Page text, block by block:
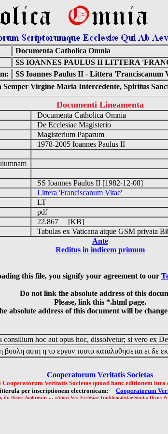
Documenta Catholica Omnia
SS IOANNES PAULUS II LITTERA
SS Ioannes Paulus II - Littera 'Franciscanum
Virgine Maria Intercedente, Spiritus
Documenti Lineamenta
Documenta Catholica Omnia
De Ecclesiae Magisterio
Magisterium Paparum
1978-2005 Ioannes Paulus II
SS Ioannes Paulus II [1982-12-08]
Littera 'Franciscanum Vitae'
LT
pdf
22.867 [KB]
Tabulas ex Vaticana atque GSM privata
Ante
Reditus in indicem primum
this file, you signify your agreement to our
Do not link the absolute address of this
Please, link this *.html page.
absolute address of this document will be
consilium hoc aut opus hoc, dissolvetur; si vero ex
αυτη η το εργον τουτο καταλυθησεται ει δε
Cooperatorum Veritatis Societas
Cooperatorum Veritatis Societas quoad hanc editionem iura
per inscriptionem electronicam: Cooperatorum
ibi Deus» Ambrosius ... «Amici Veri Ecclesiae Traditionalistae Sunt.» Divus